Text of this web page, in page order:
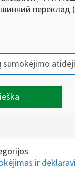
переклад (
ir